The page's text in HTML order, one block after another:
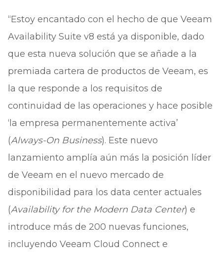
“Estoy encantado con el hecho de que Veeam
Availability Suite v8 está ya disponible, dado
que esta nueva solución que se añade a la
premiada cartera de productos de Veeam, es
la que responde a los requisitos de
continuidad de las operaciones y hace posible
‘la empresa permanentemente activa’
(Always-On Business). Este nuevo
lanzamiento amplía aún más la posición líder
de Veeam en el nuevo mercado de
disponibilidad para los data center actuales
(Availability for the Modern Data Center) e
introduce más de 200 nuevas funciones,
incluyendo Veeam Cloud Connect e